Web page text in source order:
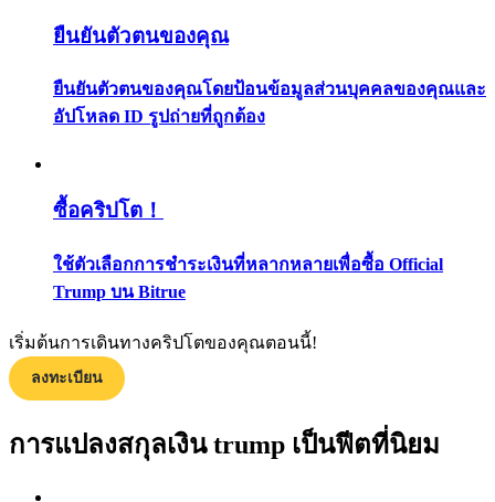
กลยุทธ์การซื้อขาย
เรียนรู้วิธีการรักษาผลกำไร
ยืนยันตัวตนของคุณ
ยืนยันตัวตนของคุณโดยป้อนข้อมูลส่วนบุคคลของคุณและ
อัปโหลด ID รูปถ่ายที่ถูกต้อง
ซื้อคริปโต！
ใช้ตัวเลือกการชำระเงินที่หลากหลายเพื่อซื้อ Official
Trump บน Bitrue
เริ่มต้นการเดินทางคริปโตของคุณตอนนี้!
ลงทะเบียน
การแปลงสกุลเงิน trump เป็นฟีตที่นิยม